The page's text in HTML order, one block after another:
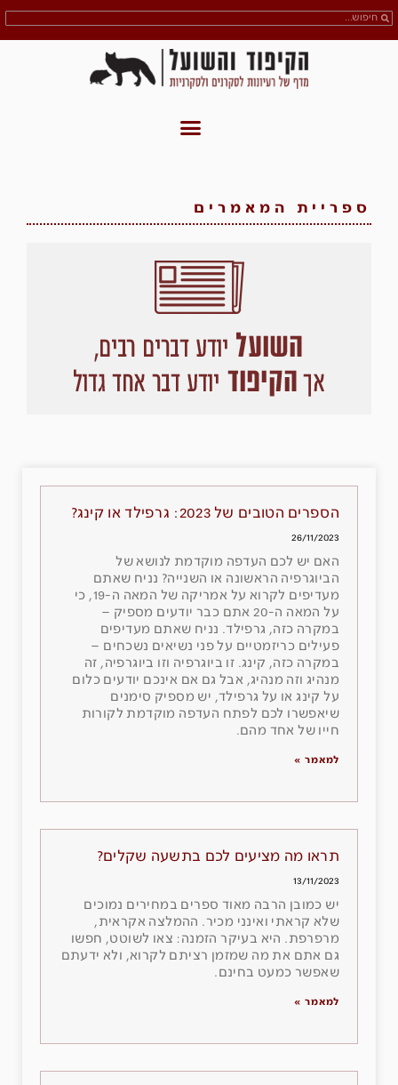
ספריית המאמרים
הספרים הטובים של 2023: גרפילד או קינג?
26/11/2023
האם יש לכם העדפה מוקדמת לנושא של
הביוגרפיה הראשונה או השנייה? נניח שאתם
מעדיפים לקרוא על אמריקה של המאה ה-19, כי
על המאה ה-20 אתם כבר יודעים מספיק –
במקרה כזה, גרפילד. נניח שאתם מעדיפים
פעילים כריזמטיים על פני נשיאים נשכחים –
במקרה כזה, קינג. זו ביוגרפיה וזו ביוגרפיה, זה
מנהיג וזה מנהיג, אבל גם אם אינכם יודעים כלום
על קינג או על גרפילד, יש מספיק סימנים
שיאפשרו לכם לפתח העדפה מוקדמת לקורות
חייו של אחד מהם.
למאמר »
תראו מה מציעים לכם בתשעה שקלים?
13/11/2023
יש כמובן הרבה מאוד ספרים במחירים נמוכים
שלא קראתי ואינני מכיר. ההמלצה אקראית,
מרפרפת. היא בעיקר הזמנה: צאו לשוטט, חפשו
גם אתם את מה שמזמן רציתם לקרוא, ולא ידעתם
שאפשר כמעט בחינם.
למאמר »